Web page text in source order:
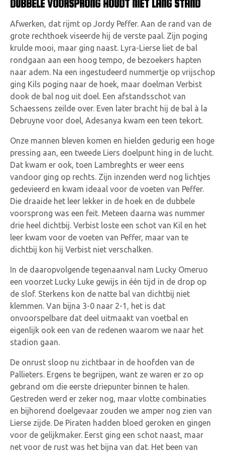
DUBBELE VOORSPRONG HOUDT NIET LANG STAND
Afwerken, dat rijmt op Jordy Peffer. Aan de rand van de
grote rechthoek viseerde hij de verste paal. Zijn poging
krulde mooi, maar ging naast. Lyra-Lierse liet de bal
rondgaan aan een hoog tempo, de bezoekers hapten
naar adem. Na een ingestudeerd nummertje op vrijschop
ging Kils poging naar de hoek, maar doelman Verbist
dook de bal nog uit doel. Een afstandsschot van
Schaessens zeilde over. Even later bracht hij de bal à la
Debruyne voor doel, Adesanya kwam een teen tekort.
Onze mannen bleven komen en hielden gedurig een hoge
pressing aan, een tweede Liers doelpunt hing in de lucht.
Dat kwam er ook, toen Lambreghts er weer eens
vandoor ging op rechts. Zijn inzenden werd nog lichtjes
gedevieerd en kwam ideaal voor de voeten van Peffer.
Die draaide het leer lekker in de hoek en de dubbele
voorsprong was een feit. Meteen daarna was nummer
drie heel dichtbij. Verbist loste een schot van Kil en het
leer kwam voor de voeten van Peffer, maar van te
dichtbij kon hij Verbist niet verschalken.
In de daaropvolgende tegenaanval nam Lucky Omeruo
een voorzet Lucky Luke gewijs in één tijd in de drop op
de slof. Sterkens kon de natte bal van dichtbij niet
klemmen. Van bijna 3-0 naar 2-1, het is dat
onvoorspelbare dat deel uitmaakt van voetbal en
eigenlijk ook een van de redenen waarom we naar het
stadion gaan.
De onrust sloop nu zichtbaar in de hoofden van de
Pallieters. Ergens te begrijpen, want ze waren er zo op
gebrand om die eerste driepunter binnen te halen.
Gestreden werd er zeker nog, maar vlotte combinaties
en bijhorend doelgevaar zouden we amper nog zien van
Lierse zijde. De Piraten hadden bloed geroken en gingen
voor de gelijkmaker. Eerst ging een schot naast, maar
net voor de rust was het bijna van dat. Het been van